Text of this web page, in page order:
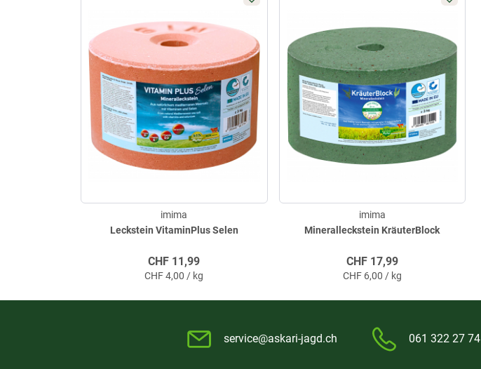
Leckstein VitaminPlus Selen
imima
CHF 11,99
CHF4,00 / kg
Mineralleckstein KräuterBlock
imima
CHF17,99
CHF6,00 / kg
service@askari-jagd.ch 061 322 27 74